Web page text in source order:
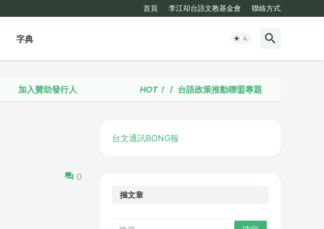
首頁 李江却台語文教基金會 聯絡方式
字典
HOT！！ 台語政策推動聯盟專題
0
台文通訊BONG報
揣文章